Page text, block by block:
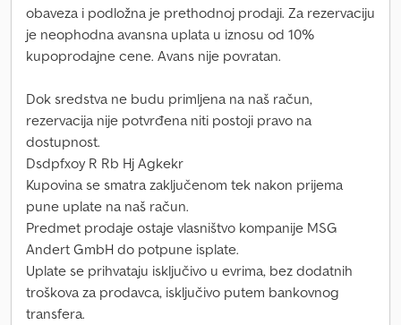
obaveza i podložna je prethodnoj prodaji. Za rezervaciju
je neophodna avansna uplata u iznosu od 10%
kupoprodajne cene. Avans nije povratan.
Dok sredstva ne budu primljena na naš račun,
rezervacija nije potvrđena niti postoji pravo na
dostupnost.
Dsdpfxoy R Rb Hj Agkekr
Kupovina se smatra zaključenom tek nakon prijema
pune uplate na naš račun.
Predmet prodaje ostaje vlasništvo kompanije MSG
Andert GmbH do potpune isplate.
Uplate se prihvataju isključivo u evrima, bez dodatnih
troškova za prodavca, isključivo putem bankovnog
transfera.